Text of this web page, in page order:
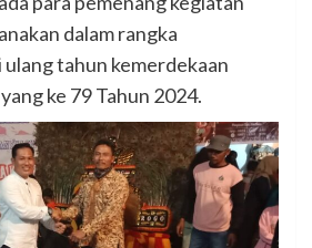
dalam rangka
tahun kemerdekaan
ke 79 Tahun 2024.